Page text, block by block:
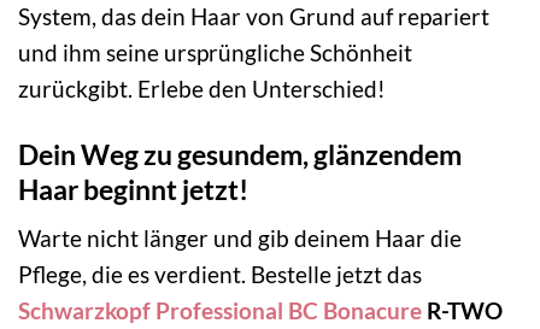
System, das dein Haar von Grund auf repariert
und ihm seine ursprüngliche Schönheit
zurückgibt. Erlebe den Unterschied!
Dein Weg zu gesundem, glänzendem
Haar beginnt jetzt!
Warte nicht länger und gib deinem Haar die
Pflege, die es verdient. Bestelle jetzt das
Schwarzkopf Professional BC Bonacure R-TWO